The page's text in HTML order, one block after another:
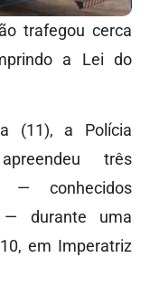
trafegou cerca
a Lei do
(11), a Polícia
três
— conhecidos
— durante uma
em Imperatriz